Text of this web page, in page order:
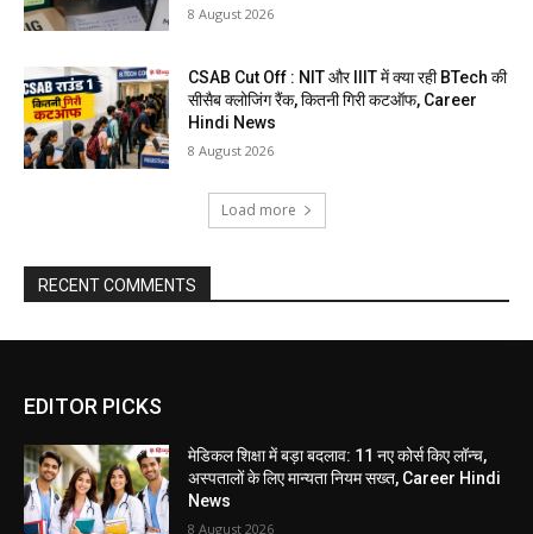
8 August 2026
CSAB Cut Off : NIT और IIIT में क्या रही BTech की
सीसैब क्लोजिंग रैंक, कितनी गिरी कटऑफ, Career
Hindi News
8 August 2026
Load more
RECENT COMMENTS
EDITOR PICKS
मेडिकल शिक्षा में बड़ा बदलाव: 11 नए कोर्स किए लॉन्च,
अस्पतालों के लिए मान्यता नियम सख्त, Career Hindi
News
8 August 2026